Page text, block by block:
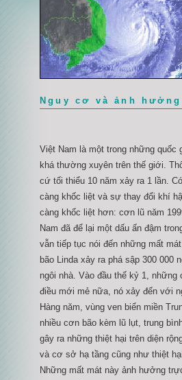
Nguy cơ và ảnh
Việt Nam là một trong những quốc
khá thường xuyên trên thế giới.
cứ tối thiểu 10 năm xảy ra 1 lần.
càng khốc liệt và sự thay đổi khí
càng khốc liệt hơn: cơn lũ năm
Nam đã để lại một dấu ấn đậm
vẫn tiếp tục nói đến những mất
bão Linda xảy ra phá sập 300 000
ngôi nhà. Vào đầu thế kỷ 1,
điều mới mẻ nữa, nó xảy đến với
Hàng năm, vùng ven biển miền
nhiều cơn bão kèm lũ lụt, trung
gây ra những thiệt hại trên diện
và cơ sở hạ tầng cũng như thiệt
Những mất mát này ảnh hưởng